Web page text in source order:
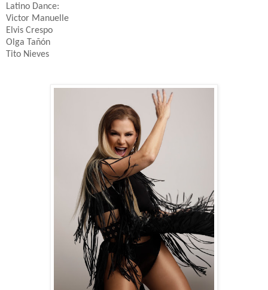
Latino Dance:
Victor Manuelle
Elvis Crespo
Olga Tañón
Tito Nieves